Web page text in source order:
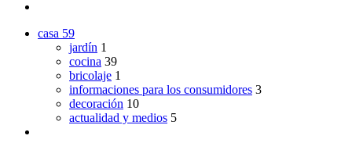
casa 59
jardín 1
cocina 39
bricolaje 1
informaciones para los consumidores 3
decoración 10
actualidad y medios 5